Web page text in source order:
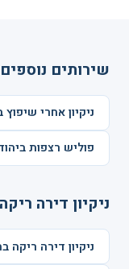
שירותים
ניקיון אחרי שיפוץ
פוליש רצפות
ניקיון דירה
ניקיון דירה ריקה